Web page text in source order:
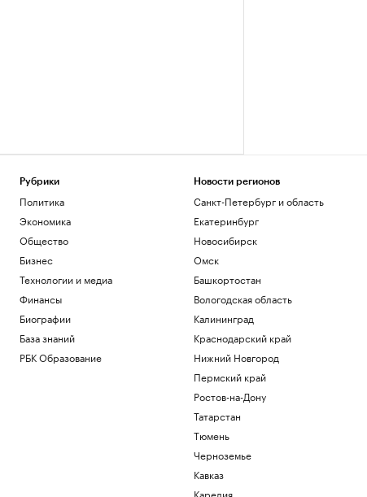
Рубрики
Политика
Экономика
Общество
Бизнес
Технологии и медиа
Финансы
Биографии
База знаний
РБК Образование
Новости регионов
Санкт-Петербург и область
Екатеринбург
Новосибирск
Омск
Башкортостан
Вологодская область
Калининград
Краснодарский край
Нижний Новгород
Пермский край
Ростов-на-Дону
Татарстан
Тюмень
Черноземье
Кавказ
Карелия